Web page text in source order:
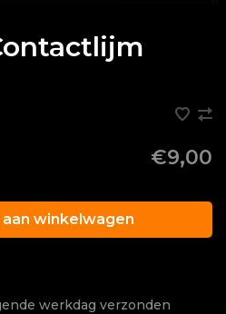
€9,00
winkelwagen
werkdag verzonden